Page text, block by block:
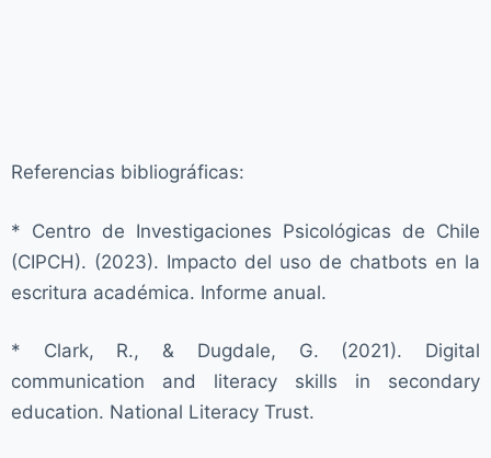
Referencias bibliográficas:
* Centro de Investigaciones Psicológicas de Chile
(CIPCH). (2023). Impacto del uso de chatbots en la
escritura académica. Informe anual.
* Clark, R., & Dugdale, G. (2021). Digital
communication and literacy skills in secondary
education. National Literacy Trust.